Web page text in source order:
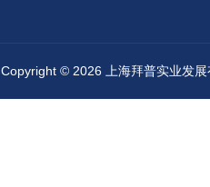
Copyright © 2026 上海拜普实业发